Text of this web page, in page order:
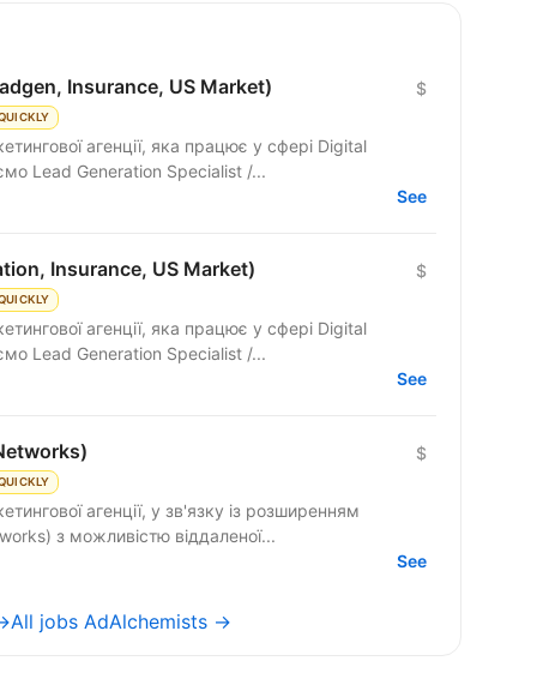
Insurance, US Market) $
агенції, яка працює у сфері Digital
Lead Generation Specialist /...
See
Insurance, US Market) $
агенції, яка працює у сфері Digital
Lead Generation Specialist /...
See
$
агенції, у зв'язку із розширенням
з можливістю віддаленої...
See
All jobs AdAlchemists →